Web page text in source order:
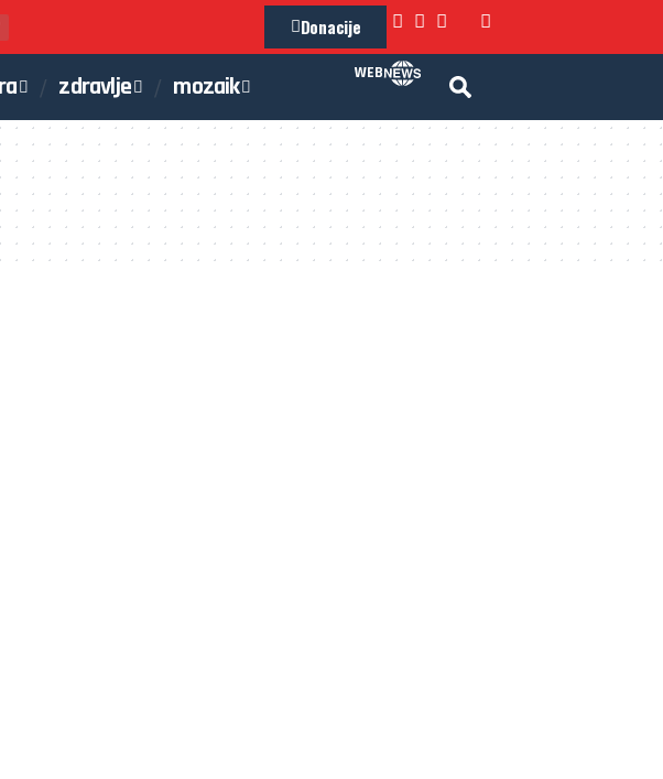
Donacije
zdravlje mozaik WEB